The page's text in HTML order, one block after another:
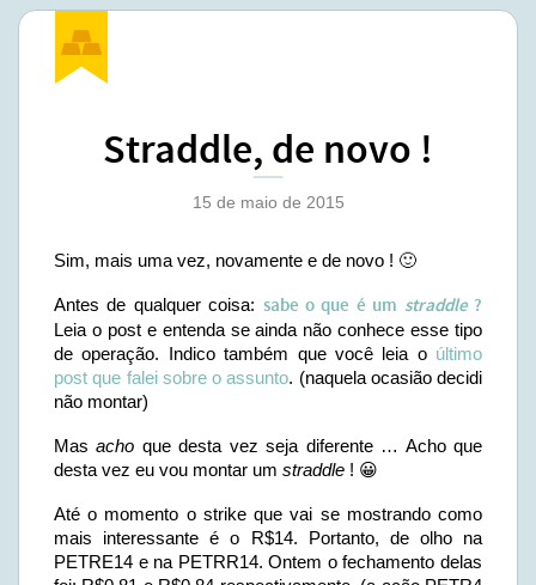
Straddle, de novo !
15 de maio de 2015
Sim, mais uma vez, novamente e de novo ! 🙂
Antes de qualquer coisa: sabe o que é um straddle?
Leia o post e entenda se ainda não conhece esse tipo
de operação. Indico também que você leia o último
post que falei sobre o assunto. (naquela ocasião decidi
não montar)
Masacho que desta vez seja diferente … Acho que
desta vez eu vou montar um straddle ! 😀
Até o momento o strike que vai se mostrando como
mais interessante é o R$14. Portanto, de olho na
PETRE14 e na PETRR14. Ontem o fechamento delas